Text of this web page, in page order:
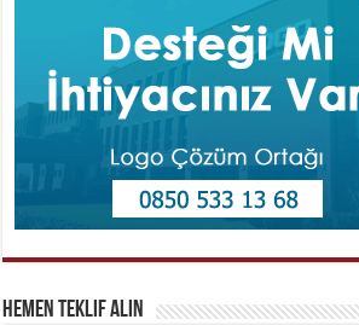
Hemen Teklif Alın